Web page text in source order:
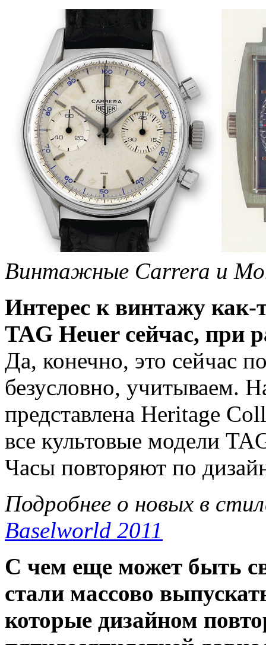
Винтажные Carrera и
Интерес к винтажу как-
TAG Heuer сейчас, при
Да, конечно, это сейчас
безусловно, учитываем.
представлена Heritage
все культовые модели
Часы повторяют по
Подробнее о новых в
Baselworld 2011
С чем еще может быть
стали массово
которые дизайном